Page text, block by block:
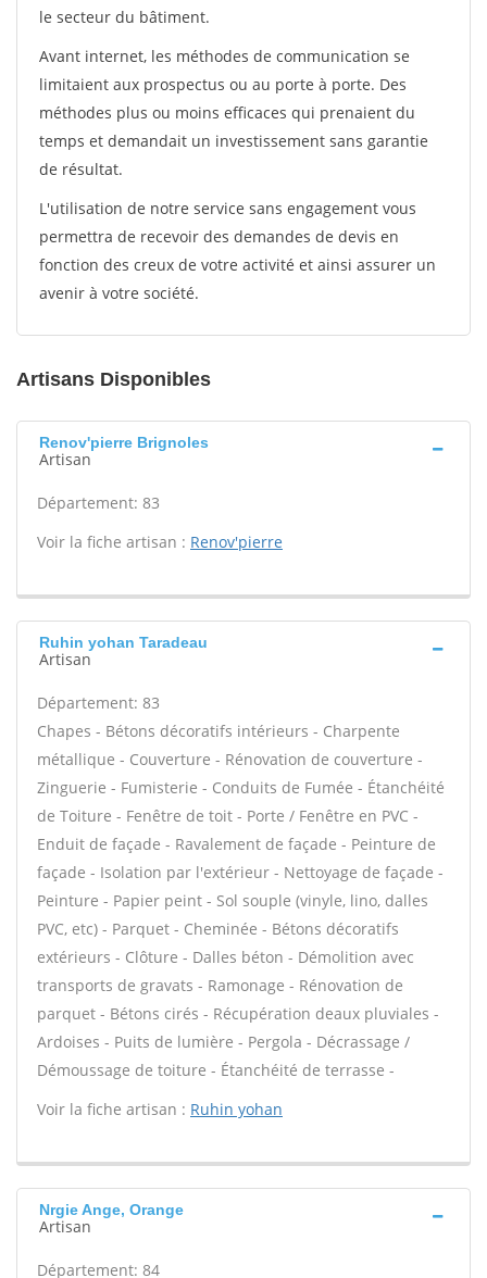
le secteur du bâtiment.
Avant internet, les méthodes de communication se
limitaient aux prospectus ou au porte à porte. Des
méthodes plus ou moins efficaces qui prenaient du
temps et demandait un investissement sans garantie
de résultat.
L'utilisation de notre service sans engagement vous
permettra de recevoir des demandes de devis en
fonction des creux de votre activité et ainsi assurer un
avenir à votre société.
Artisans Disponibles
Renov'pierre Brignoles
Artisan
Département: 83
Voir la fiche artisan : Renov'pierre
Ruhin yohan Taradeau
Artisan
Département: 83
Chapes - Bétons décoratifs intérieurs - Charpente
métallique - Couverture - Rénovation de couverture -
Zinguerie - Fumisterie - Conduits de Fumée - Étanchéité
de Toiture - Fenêtre de toit - Porte / Fenêtre en PVC -
Enduit de façade - Ravalement de façade - Peinture de
façade - Isolation par l'extérieur - Nettoyage de façade -
Peinture - Papier peint - Sol souple (vinyle, lino, dalles
PVC, etc) - Parquet - Cheminée - Bétons décoratifs
extérieurs - Clôture - Dalles béton - Démolition avec
transports de gravats - Ramonage - Rénovation de
parquet - Bétons cirés - Récupération deaux pluviales -
Ardoises - Puits de lumière - Pergola - Décrassage /
Démoussage de toiture - Étanchéité de terrasse -
Voir la fiche artisan : Ruhin yohan
Nrgie Ange, Orange
Artisan
Département: 84